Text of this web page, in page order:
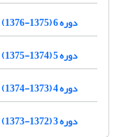
دوره 6 (1375-1376)
دوره 5 (1374-1375)
دوره 4 (1373-1374)
دوره 3 (1372-1373)